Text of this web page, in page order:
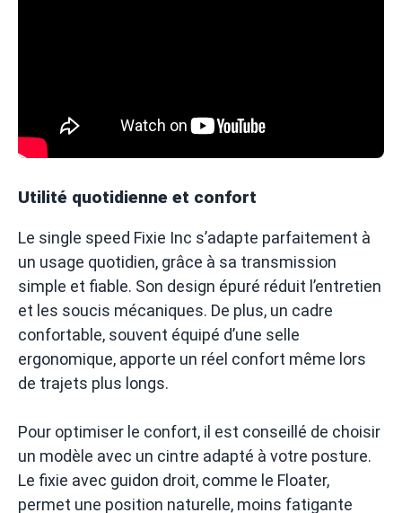
Utilité quotidienne et confort
Le single speed Fixie Inc s’adapte parfaitement à
un usage quotidien, grâce à sa transmission
simple et fiable. Son design épuré réduit l’entretien
et les soucis mécaniques. De plus, un cadre
confortable, souvent équipé d’une selle
ergonomique, apporte un réel confort même lors
de trajets plus longs.
Pour optimiser le confort, il est conseillé de choisir
un modèle avec un cintre adapté à votre posture.
Le fixie avec guidon droit, comme le Floater,
permet une position naturelle, moins fatigante